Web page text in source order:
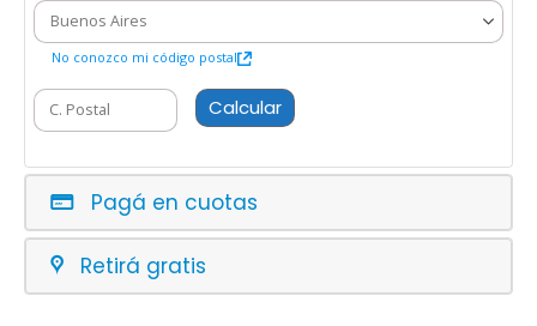
No conozco mi código postal
Calcular
Pagá en cuotas
Retirá gratis